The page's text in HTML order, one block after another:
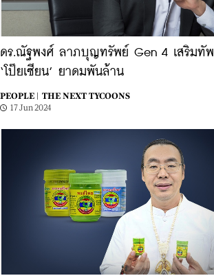
ดร.ณัฐพงศ์ ลาภบุญทรัพย์ Gen 4 เสริมทัพ
‘โป๊ยเซียน’ ยาดมพันล้าน
PEOPLE |
THE NEXT TYCOONS
17 Jun 2024